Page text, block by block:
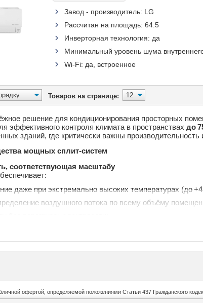
Завод - производитель: LG
Рассчитан на площадь: 64.5
Инверторная технология: да
Минимальный уровень шума
Wi-Fi: да, встроенное
Товаров на странице:
решение для кондиционирования просторных
эффективного контроля климата в пространствах до
зданий, где критически важны производительность
мощных сплит‑систем
соответствующая масштабу
даже при экстремально высоких температурах (до
воздушного потока по всему объёму
температурный режим за 8–10 минут.
промышленного уровня
классаA+/A:
режиме охлаждения —
— от 4,2 Вт/Вт;
по сравнению с оборудованием прошлых поколений.
офертой, определяемой положениями Статьи 437 Гражданского